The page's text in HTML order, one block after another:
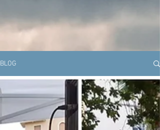
BLOG